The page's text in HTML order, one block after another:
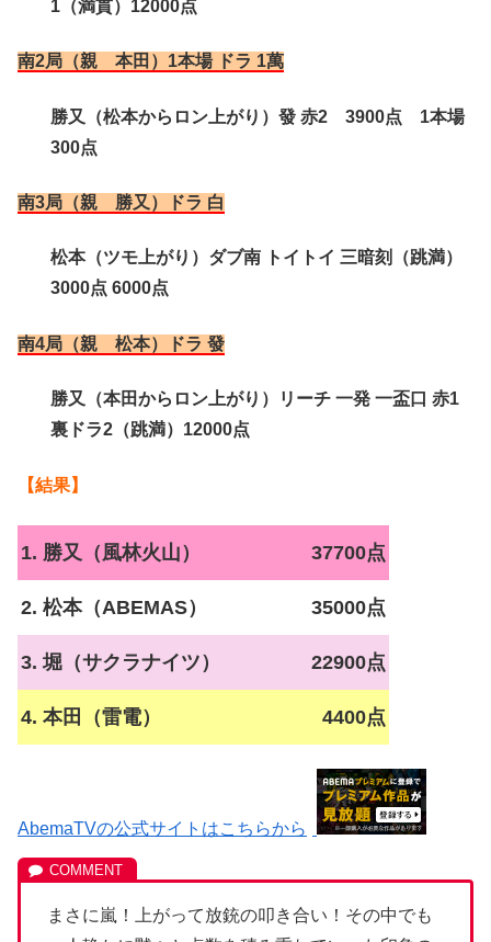
1（満貫）12000点
南2局（親 本田）1本場 ドラ 1萬
勝又（松本からロン上がり）發 赤2 3900点 1本場
300点
南3局（親 勝又）ドラ 白
松本（ツモ上がり）ダブ南 トイトイ 三暗刻（跳満）
3000点 6000点
南4局（親 松本）ドラ 發
勝又（本田からロン上がり）リーチ 一発 一盃口 赤1
裏ドラ2（跳満）12000点
【結果】
1. 勝又（風林火山） 37700点
2. 松本（ABEMAS） 35000点
3. 堀（サクラナイツ） 22900点
4. 本田（雷電） 4400点
AbemaTVの公式サイトはこちらから
まさに嵐！上がって放銃の叩き合い！その中でも